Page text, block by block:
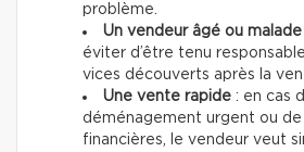
problème.
Un vendeur âgé ou malade
éviter d’être tenu
vices découverts après la
Une vente rapide : en cas
déménagement urgent ou
financières, le vendeur veut